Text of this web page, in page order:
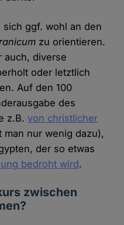
sich ggf. wohl an den
zu orientieren.
auch, diverse
oder letztlich
Auf den 100
des
z.B.von christlicher
man nur wenig dazu),
der so etwas
bedroht wird.
zwischen